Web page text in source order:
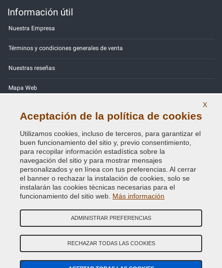
Información útil
Nuestra Empresa
Términos y condiciones generales de venta
Nuestras reseñas
Mapa Web
Política de Privacidad - RGPD
Copyright © 2014 - 2026. All Rights Reserved.
Credits:E-COMIT
SÍguenos en nuestras redes sociales
X
Aceptación de la política de cookies
Utilizamos cookies, incluso de terceros, para garantizar el
buen funcionamiento del sitio y, previo consentimiento,
para recopilar información estadística sobre la
navegación del sitio y para mostrar mensajes
personalizados y en línea con tus preferencias. Al cerrar
el banner o rechazar la instalación de cookies, solo se
instalarán las cookies técnicas necesarias para el
funcionamiento del sitio web. Más información
ADMINISTRAR PREFERENCIAS
RECHAZAR TODAS LAS COOKIES